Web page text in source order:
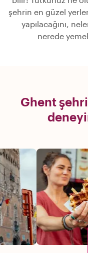
şehrin en güzel
yapılacağını,
nerede
Ghent